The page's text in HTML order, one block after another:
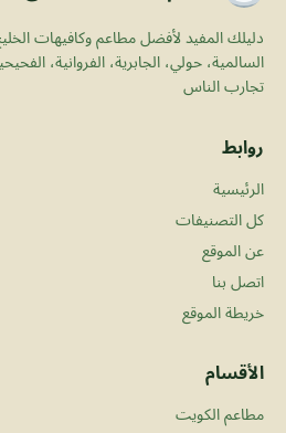
دليلك المفيد لأفضل مطاعم وكافيهات
السالمية، حولي، الجابرية، الفروانية،
تجارب الناس
روابط
الرئيسية
كل التصنيفات
عن الموقع
اتصل بنا
خريطة الموقع
الأقسام
مطاعم الكويت